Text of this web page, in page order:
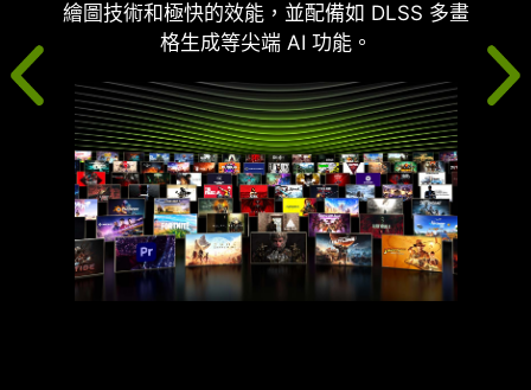
繪圖技術和極快的效能，並配備如 DLSS 多畫
格生成等尖端 AI 功能。